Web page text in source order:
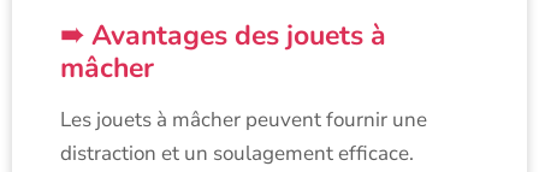
Avantages des jouets à
mâcher
Les jouets à mâcher peuvent fournir une
distraction et un soulagement efficace.